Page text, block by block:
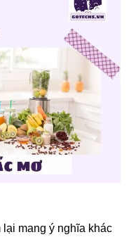
mang ý nghĩa khác